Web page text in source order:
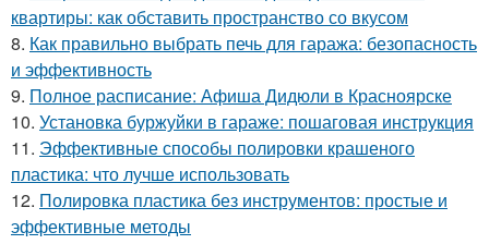
квартиры: как обставить пространство со вкусом
8. Как правильно выбрать печь для гаража: безопасность
и эффективность
9. Полное расписание: Афиша Дидюли в Красноярске
10. Установка буржуйки в гараже: пошаговая инструкция
11. Эффективные способы полировки крашеного
пластика: что лучше использовать
12. Полировка пластика без инструментов: простые и
эффективные методы